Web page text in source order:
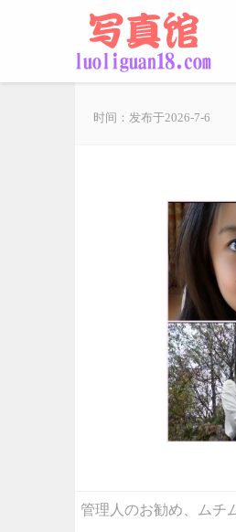
时间：发布于2026-7-6
管理人のお勧め、ムチ